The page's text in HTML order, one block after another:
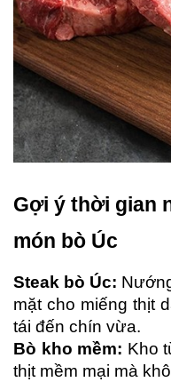
Gợi ý thời gian
món bò Úc
Steak bò Úc:
mặt cho miếng thịt
tái đến chín vừa.
Bò kho mềm: Kho
thịt mềm mại mà